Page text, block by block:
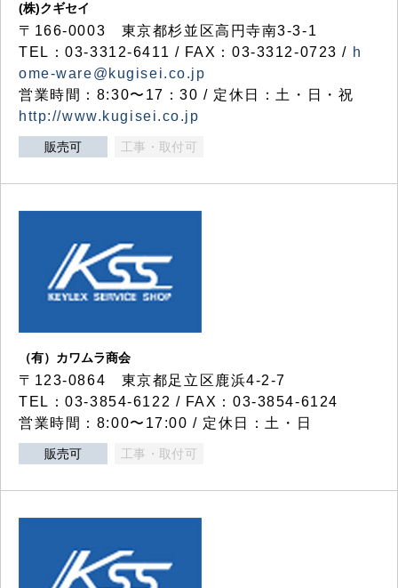
(株)クギセイ
〒166-0003 東京都杉並区高円寺南3-3-1
TEL：03-3312-6411 / FAX：03-3312-0723 / h
ome-ware@kugisei.co.jp
営業時間：8:30〜17：30 / 定休日：土・日・祝
http://www.kugisei.co.jp
販売可 工事・取付可
（有）カワムラ商会
〒123-0864 東京都足立区鹿浜4-2-7
TEL：03-3854-6122 / FAX：03-3854-6124
営業時間：8:00〜17:00 / 定休日：土・日
販売可 工事・取付可